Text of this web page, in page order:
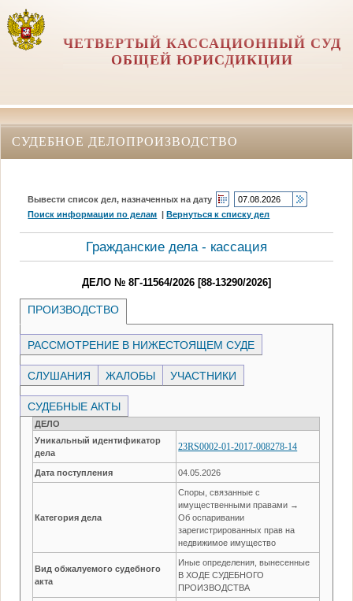
ЧЕТВЕРТЫЙ КАССАЦИОННЫЙ СУД
ОБЩЕЙ ЮРИСДИКЦИИ
СУДЕБНОЕ ДЕЛОПРОИЗВОДСТВО
Вывести список дел, назначенных на дату
Поиск информации по делам |Вернуться к списку дел
Гражданские дела - кассация
ДЕЛО № 8Г-11564/2026 [88-13290/2026]
ПРОИЗВОДСТВО
РАССМОТРЕНИЕ В НИЖЕСТОЯЩЕМ СУДЕ
СЛУШАНИЯ ЖАЛОБЫ УЧАСТНИКИ
СУДЕБНЫЕ АКТЫ
ДЕЛО
Уникальный идентификатор
дела
23RS0002-01-2017-008278-14
Дата поступления 04.05.2026
Категория дела
Споры, связанные с
имущественными правами →
Об оспаривании
зарегистрированных прав на
недвижимое имущество
Вид обжалуемого судебного
акта
Иные определения, вынесенные
В ХОДЕ СУДЕБНОГО
ПРОИЗВОДСТВА